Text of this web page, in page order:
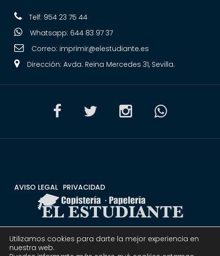
Telf: 954 23 75 44
Whatsapp: 644 83 97 37
Correo: imprimir@elestudiante.es
Dirección: Avda. Reina Mercedes 31, Sevilla.
AVISO LEGAL PRIVACIDAD
CONDICIONES DEVOLUCIONES Y REEMBOLSOS
Utilizamos cookies para darte la mejor experiencia en
nuestra web.